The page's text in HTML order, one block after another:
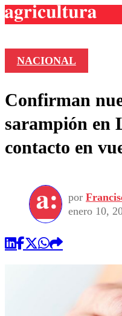
Deportes
Colo Colo
Seleccion
Torneo
Economía
Opinión
NACIONAL
Confirman
sarampión en
contacto en
por
enero 10,